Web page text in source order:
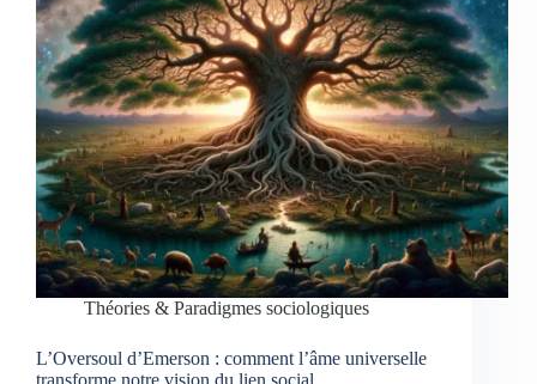
Théories & Paradigmes sociologiques
L’Oversoul d’Emerson : comment l’âme universelle
transforme notre vision du lien social